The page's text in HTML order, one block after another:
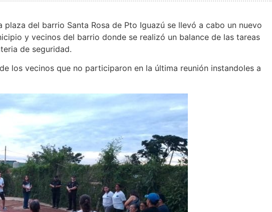
plaza del barrio Santa Rosa de Pto Iguazú se llevó a cabo un nuevo
y vecinos del barrio donde se realizó un balance de las tareas
de seguridad.
los vecinos que no participaron en la última reunión instandoles a